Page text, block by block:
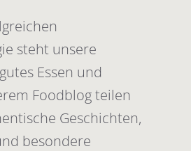
steht unsere
Essen und
Foodblog teilen
Geschichten,
besondere